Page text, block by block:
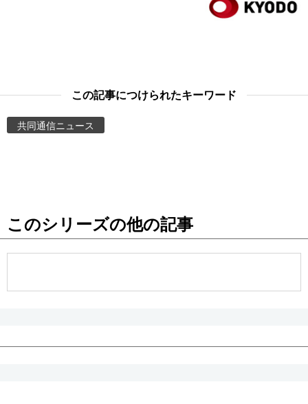
東京
この記事につけられたキーワード
共同通信ニュース
このシリーズの他の記事